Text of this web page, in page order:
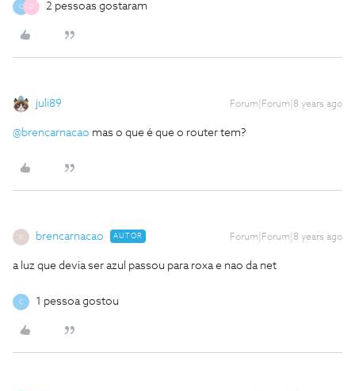
C D 2 pessoas gostaram
juli89 Forum|Forum|8 years ago
@brencarnacao mas o que é que o router tem?
brencarnacao AUTOR Forum|Forum|8 years ago
a luz que devia ser azul passou para roxa e nao da net
C 1 pessoa gostou